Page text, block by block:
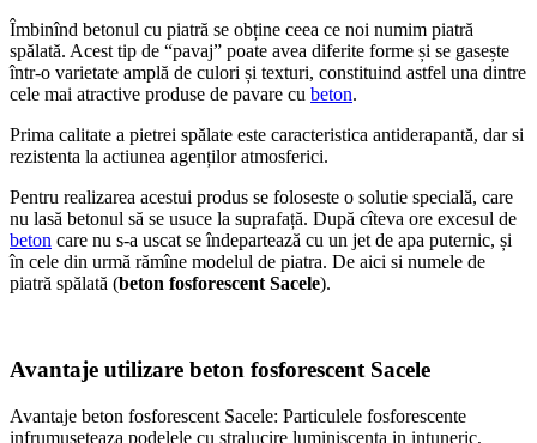
Îmbinînd betonul cu piatră se obține ceea ce noi numim piatră
spălată. Acest tip de “pavaj” poate avea diferite forme și se gasește
într-o varietate amplă de culori și texturi, constituind astfel una dintre
cele mai atractive produse de pavare cu beton.
Prima calitate a pietrei spălate este caracteristica antiderapantă, dar si
rezistenta la actiunea agenților atmosferici.
Pentru realizarea acestui produs se foloseste o solutie specială, care
nu lasă betonul să se usuce la suprafață. După cîteva ore excesul de
beton care nu s-a uscat se îndepartează cu un jet de apa puternic, și
în cele din urmă rămîne modelul de piatra. De aici si numele de
piatră spălată (beton fosforescent Sacele).
Avantaje utilizare beton fosforescent Sacele
Avantaje beton fosforescent Sacele: Particulele fosforescente
infrumuseteaza podelele cu stralucire luminiscenta in intuneric,